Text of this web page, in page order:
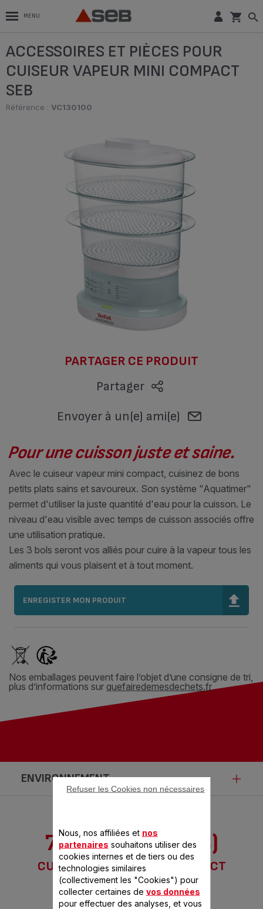
MENU
ACCESSOIRES ET PIÈCES POUR
CUISEUR VAPEUR MINI COMPACT
SEB
Référence : VC130100
PARTAGER CE PRODUIT
Partager
Envoyer à un(e) ami(e)
Pour une cuisson juste et saine.
Avec le cuiseur vapeur mini compact, cuisinez de bons
petits plats sains et savoureux. Son système "Aquatimer"
permet d'utiliser la juste quantité d'eau pour la cuisson. Le
niveau d'eau visible avec temps de cuisson associés offre
une utilisation pratique.
Les 3 bols seront vos alliés pour cuire à la vapeur tous les
aliments qui vous plaisent et à tout moment.
ENREGISTER MON PRODUIT
Nos emballages peuvent faire l’objet d’une consigne de tri,
plus d’informations sur quefairedemesdechets.fr
ENVIRONNEMENT
modalités de communication de la loi
Anti-Gaspillage pour une Economie
Circulaire.
7 ACCESSOIRE(S)
CUISEUR VAPEUR MINI COMPACT
Nous, nos affiliées et nos
partenaires souhaitons utiliser des
cookies internes et de tiers ou des
technologies similaires
(collectivement les "Cookies") pour
collecter certaines de vos données
pour effectuer des analyses, et vous
Refuser les Cookies non nécessaires